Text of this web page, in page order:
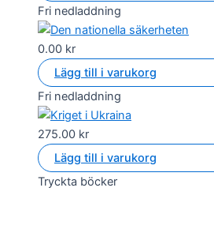
Fri nedladdning
0.00 kr
Lägg till i varukorg
Fri nedladdning
275.00 kr
Lägg till i varukorg
Tryckta böcker